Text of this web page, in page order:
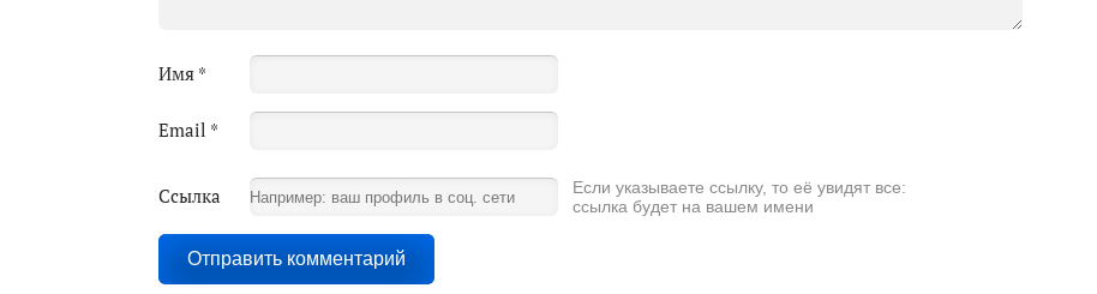
Имя *
Email *
Ссылка
Если указываете ссылку, то её увидят все:
ссылка будет на вашем имени